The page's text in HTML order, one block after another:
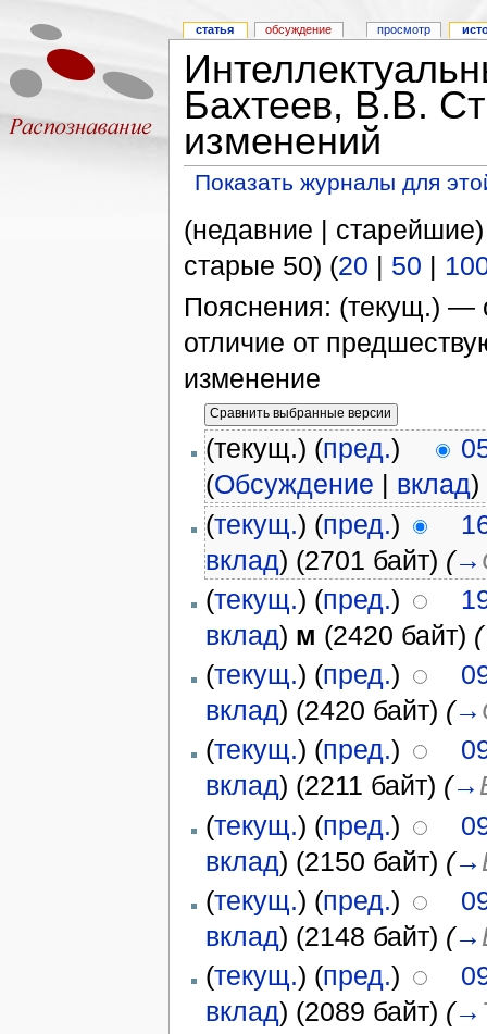
Бахтеев, В.В.
изменений
Показать журналы для
(недавние |
старые 50) (20 | 50 |
Пояснения: (текущ.) —
отличие от
изменение
(текущ.) (пред.)
(Обсуждение | вклад)
(текущ.) (пред.)
вклад) (2701 байт) (→
(текущ.) (пред.)
вклад) м (2420 байт) (
(текущ.) (пред.)
вклад) (2420 байт) (→
(текущ.) (пред.)
вклад) (2211 байт) (→
(текущ.) (пред.)
вклад) (2150 байт) (→
(текущ.) (пред.)
вклад) (2148 байт) (→
(текущ.) (пред.)
вклад) (2089 байт) (→
статья обсуждение просмотр